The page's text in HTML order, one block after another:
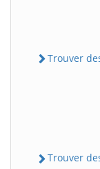
Trouver
Trouver